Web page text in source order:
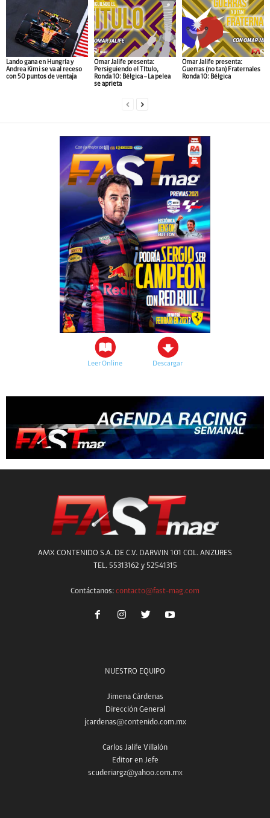
Lando gana en Hungría y
Andrea Kimi se va al receso
con 50 puntos de ventaja
Omar Jalife presenta:
Persiguiendo el Título,
Ronda 10: Bélgica – La pelea
se aprieta
Omar Jalife presenta:
Guerras (no tan) Fraternales
Ronda 10: Bélgica
Leer Online Descargar
AMX CONTENIDO S.A. DE C.V. DARWIN 101 COL. ANZURES
TEL. 55313162 y 52541315
Contáctanos: contacto@fast-mag.com
NUESTRO EQUIPO
Jimena Cárdenas
Dirección General
jcardenas@contenido.com.mx
Carlos Jalife Villalón
Editor en Jefe
scuderiargz@yahoo.com.mx